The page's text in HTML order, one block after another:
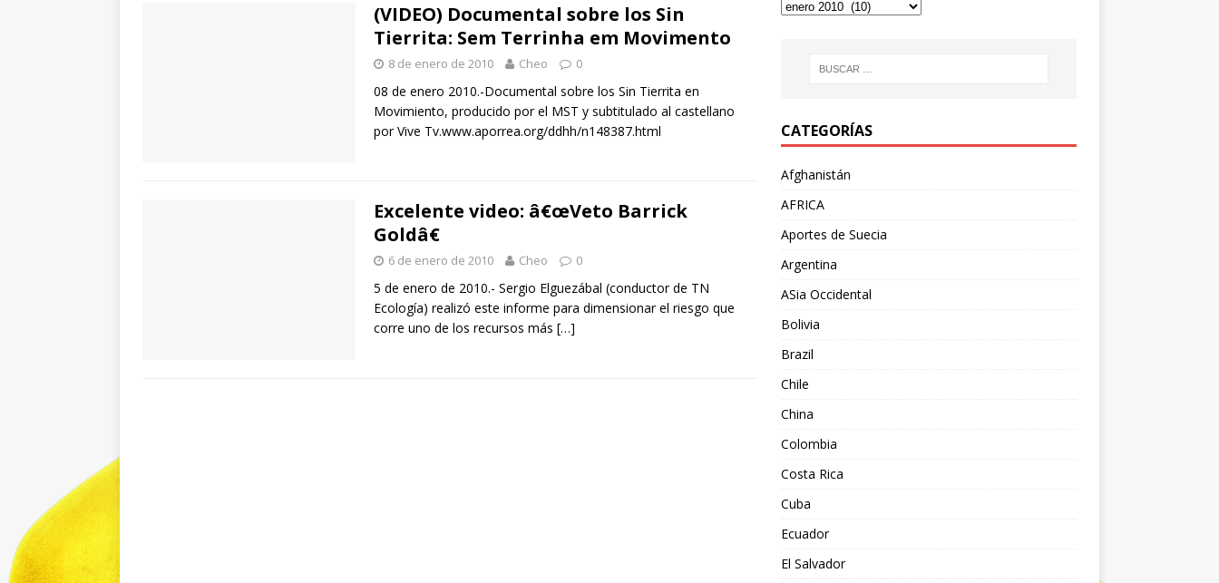
(VIDEO) Documental sobre los Sin
Tierrita: Sem Terrinha em Movimento
8 de enero de 2010 Cheo 0
08 de enero 2010.-Documental sobre los Sin Tierrita en
Movimiento, producido por el MST y subtitulado al castellano
por Vive Tv.www.aporrea.org/ddhh/n148387.html
Excelente video: â€œVeto Barrick
Goldâ€
6 de enero de 2010 Cheo 0
5 de enero de 2010.- Sergio Elguezábal (conductor de TN
Ecología) realizó este informe para dimensionar el riesgo que
corre uno de los recursos más […]
CATEGORÍAS
Afghanistán
AFRICA
Aportes de Suecia
Argentina
ASia Occidental
Bolivia
Brazil
Chile
China
Colombia
Costa Rica
Cuba
Ecuador
El Salvador